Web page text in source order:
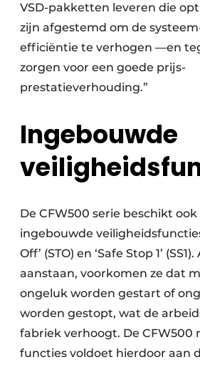
VSD-pakketten leveren die
zijn afgestemd om de
efficiëntie te verhogen —en
zorgen voor een goede prijs-
prestatieverhouding.”
Ingebouwde
De CFW500 serie beschikt ook
ingebouwde
Off’ (STO) en ‘Safe Stop 1’
aanstaan, voorkomen ze dat
ongeluk worden gestart of
worden gestopt, wat de
fabriek verhoogt. De CFW500
functies voldoet hierdoor aan